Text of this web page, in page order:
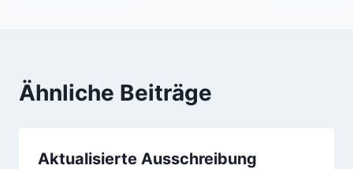
Ähnliche Beiträge
Aktualisierte Ausschreibung